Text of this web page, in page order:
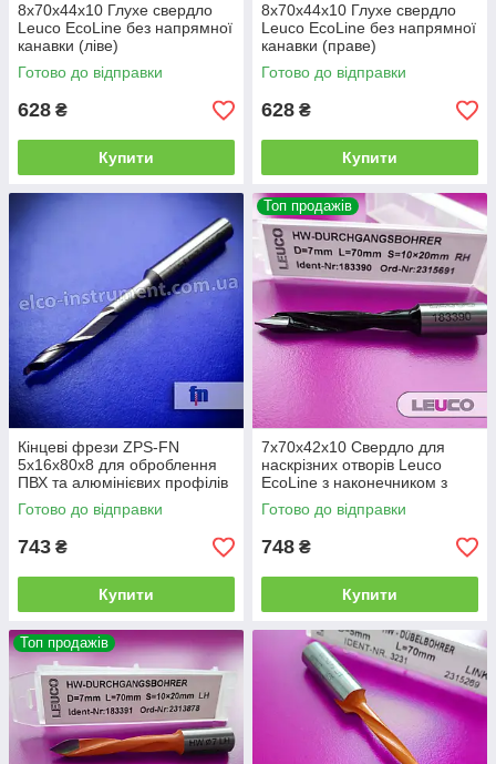
8x70x44x10 Глухе свердло
Leuco EcoLine без напрямної
канавки (ліве)
Готово до відправки
628 ₴
Купити
8x70x44x10 Глухе свердло
Leuco EcoLine без напрямної
канавки (праве)
Готово до відправки
628 ₴
Купити
Кінцеві фрези ZPS-FN
5х16х80х8 для оброблення
ПВХ та алюмінієвих профілів
Готово до відправки
743 ₴
Купити
Топ продажів
7x70x42x10 Свердло для
наскрізних отворів Leuco
EcoLine з наконечником з
твердого сплаву, (праве)
Готово до відправки
748 ₴
Купити
Топ продажів